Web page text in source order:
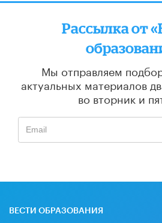
Рассылка от
Мы отправляем
актуальных материалов
во вторник и
ВЕСТИ ОБРАЗОВАНИЯ